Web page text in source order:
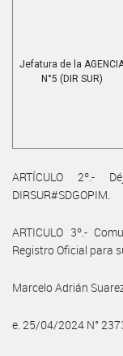
Jefatura de la
N°5 (DIR SUR)
ARTÍCULO 2º.-
DIRSUR#SDGOPIM.
ARTICULO 3º.-
Registro Oficial para
Marcelo Adrián
e. 25/04/2024 N°